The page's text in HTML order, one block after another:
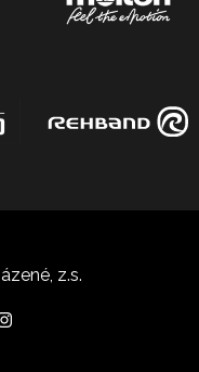
z.s.